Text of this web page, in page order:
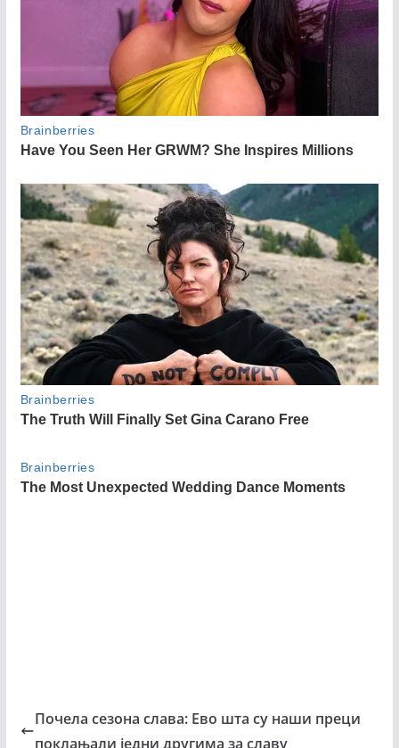
Почела сезона слава: Ево шта су наши преци
поклањали једни другима за славу